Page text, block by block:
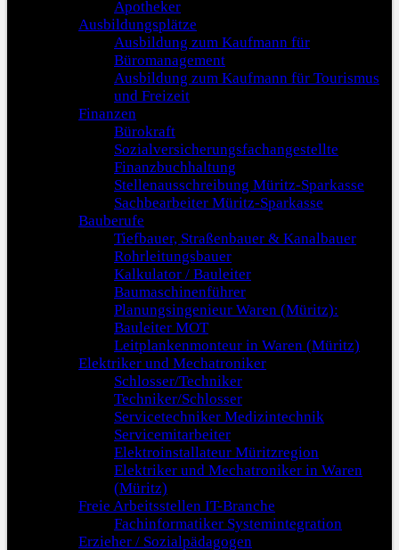
Apotheker
Ausbildungsplätze
Ausbildung zum Kaufmann für
Büromanagement
Ausbildung zum Kaufmann für Tourismus
und Freizeit
Finanzen
Bürokraft
Sozialversicherungsfachangestellte
Finanzbuchhaltung
Stellenausschreibung Müritz-Sparkasse
Sachbearbeiter Müritz-Sparkasse
Bauberufe
Tiefbauer, Straßenbauer & Kanalbauer
Rohrleitungsbauer
Kalkulator / Bauleiter
Baumaschinenführer
Planungsingenieur Waren (Müritz):
Bauleiter MOT
Leitplankenmonteur in Waren (Müritz)
Elektriker und Mechatroniker
Schlosser/Techniker
Techniker/Schlosser
Servicetechniker Medizintechnik
Servicemitarbeiter
Elektroinstallateur Müritzregion
Elektriker und Mechatroniker in Waren
(Müritz)
Freie Arbeitsstellen IT-Branche
Fachinformatiker Systemintegration
Erzieher / Sozialpädagogen